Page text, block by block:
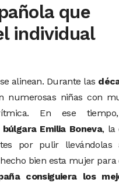
que
individual
alinean. Durante las
numerosas niñas con
En ese
Emilia Boneva, la
por pulir llevándolas
bien esta mujer para
consiguiera los